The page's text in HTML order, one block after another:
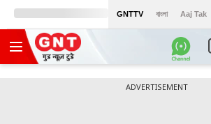
GNTTV বাংলা Aaj Tak
ADVERTISEMENT